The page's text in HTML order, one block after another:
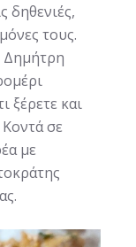
δηθενιές,
τους.
Δημήτρη
ξέρετε και
σε
με